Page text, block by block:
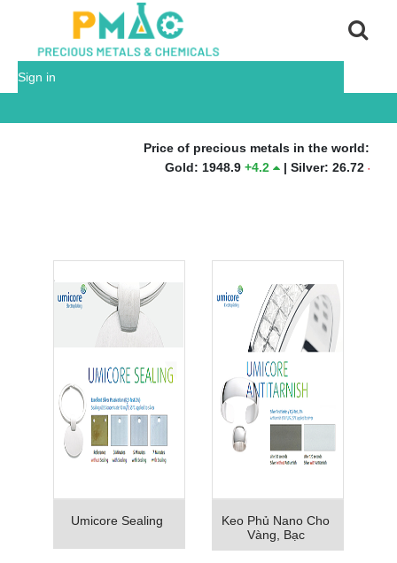
Sign in
Price of precious metals in the world:
Gold:1948.9 + 4.2 | Silver:26.72 -0.31
Umicore Sealing
Keo Phủ Nano Cho
Vàng, Bạc